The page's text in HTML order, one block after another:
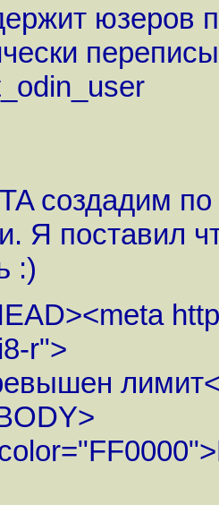
юзеров
создадим
Я поставил
:)
r">